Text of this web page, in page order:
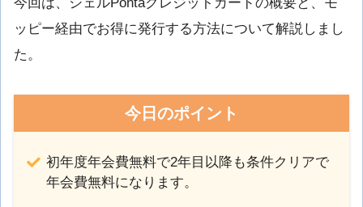
ッピー経由でお得に発行する方法について解説しまし
た。
今日のポイント
初年度年会費無料で2年目以降も条件クリアで
年会費無料になります。